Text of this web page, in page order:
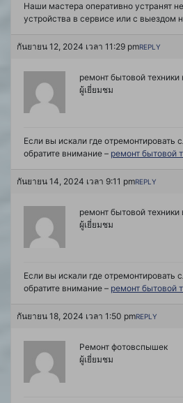
Наши мастера оперативно устранят
устройства в сервисе или с выездом
กันยายน 12, 2024 เวลา 11:29 pmREPLY
ремонт бытовой техники
ผู้เยี่ยมชม
Если вы искали где отремонтировать
обратите внимание – ремонт бытовой
กันยายน 14, 2024 เวลา 9:11 pmREPLY
ремонт бытовой техники
ผู้เยี่ยมชม
Если вы искали где отремонтировать
обратите внимание – ремонт бытовой
กันยายน 18, 2024 เวลา 1:50 pmREPLY
Ремонт фотовспышек
ผู้เยี่ยมชม